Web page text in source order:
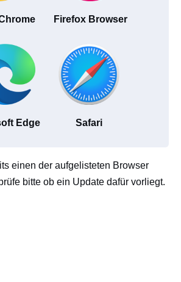
Firefox Browser
Edge Safari
einen der aufgelisteten Browser
bitte ob ein Update dafür vorliegt.